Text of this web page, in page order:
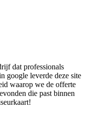
dat professionals
google leverde deze site
waarop we de offerte
die past binnen